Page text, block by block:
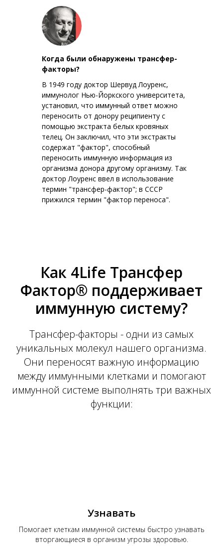
Когда были обнаружены трансфер-
факторы?
В 1949 году доктор Шервуд Лоуренс,
иммунолог Нью-Йоркского университета,
установил, что иммунный ответ можно
переносить от донору реципиенту с
помощью экстракта белых кровяных
телец. Он заключил, что эти экстракты
содержат "фактор", способный
переносить иммунную информация из
организма донора другому организму. Так
доктор Лоуренс ввел в использование
термин "трансфер-фактор"; в СССР
прижился термин "фактор переноса".
Как 4Life Трансфер
Фактор® поддерживает
иммунную систему?
Трансфер-факторы - одни из самых
уникальных молекул нашего организма.
Они переносят важную информацию
между иммунными клетками и помогают
иммунной системе выполнять три важных
функции:
Узнавать
Помогает клеткам иммунной системы быстро узнавать
вторгающиеся в организм угрозы здоровью.